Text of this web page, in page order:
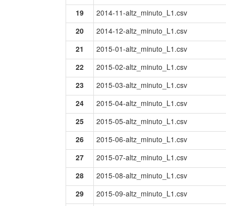
19
2014-11-altz_minuto_L1.csv
20
2014-12-altz_minuto_L1.csv
21
2015-01-altz_minuto_L1.csv
22
2015-02-altz_minuto_L1.csv
23
2015-03-altz_minuto_L1.csv
24
2015-04-altz_minuto_L1.csv
25
2015-05-altz_minuto_L1.csv
26
2015-06-altz_minuto_L1.csv
27
2015-07-altz_minuto_L1.csv
28
2015-08-altz_minuto_L1.csv
29
2015-09-altz_minuto_L1.csv